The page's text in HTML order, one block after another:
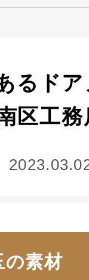
るド
区工務
の素材